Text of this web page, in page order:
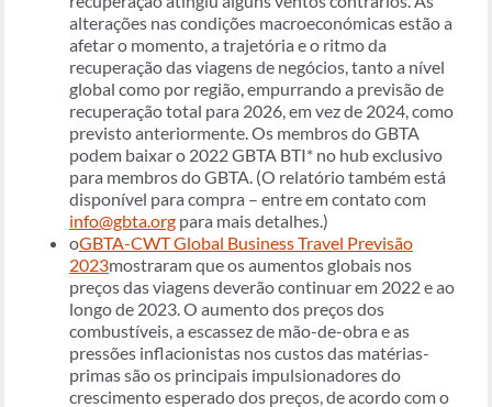
alterações nas condições macroeconómicas estão a
afetar o momento, a trajetória e o ritmo da
recuperação das viagens de negócios, tanto a nível
global como por região, empurrando a previsão de
recuperação total para 2026, em vez de 2024, como
previsto anteriormente. Os membros do GBTA
podem baixar o 2022 GBTA BTI* no hub exclusivo
para membros do GBTA. (O relatório também está
disponível para compra – entre em contato com
info@gbta.org para mais detalhes.)
oGBTA-CWT Global Business Travel Previsão
2023mostraram que os aumentos globais nos
preços das viagens deverão continuar em 2022 e ao
longo de 2023. O aumento dos preços dos
combustíveis, a escassez de mão-de-obra e as
pressões inflacionistas nos custos das matérias-
primas são os principais impulsionadores do
crescimento esperado dos preços, de acordo com o